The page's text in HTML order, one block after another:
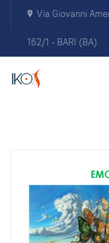
Via Giovanni
162/1 - BARI (BA)